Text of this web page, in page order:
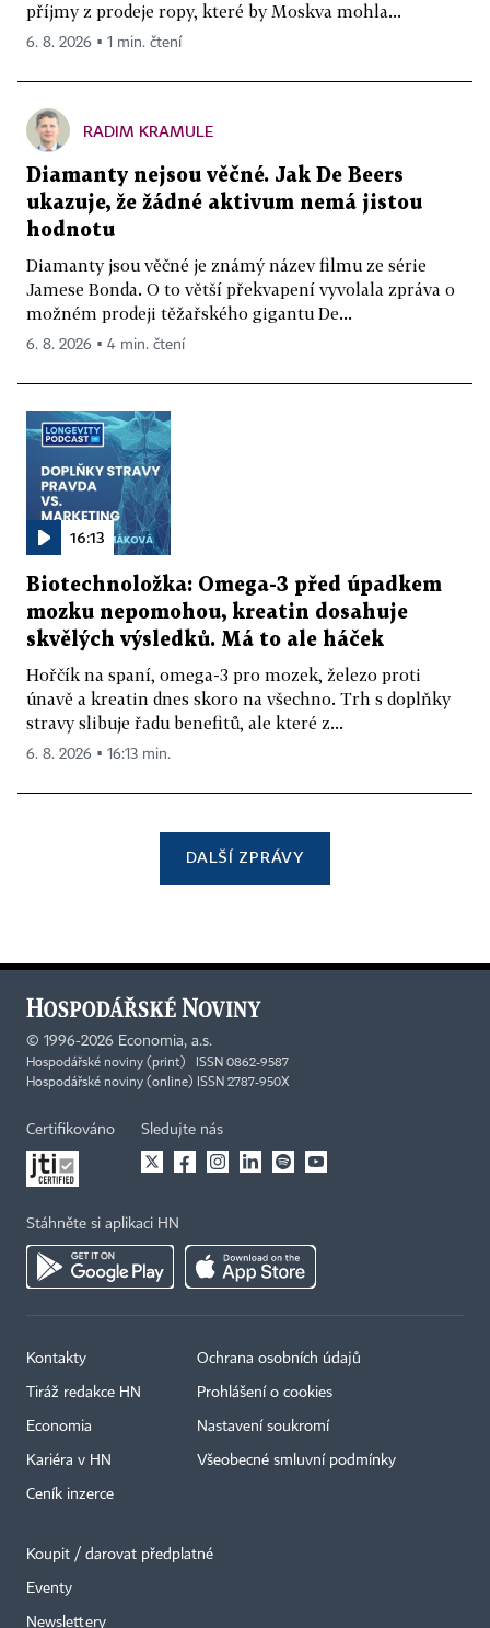
příjmy z prodeje ropy, které by Moskva mohla...
6. 8. 2026 ▪ 1 min. čtení
RADIM KRAMULE
Diamanty nejsou věčné. Jak De Beers
ukazuje, že žádné aktivum nemá jistou
hodnotu
Diamanty jsou věčné je známý název filmu ze série
Jamese Bonda. O to větší překvapení vyvolala zpráva o
možném prodeji těžařského gigantu De...
6. 8. 2026 ▪ 4 min. čtení
16:13
Biotechnoložka: Omega-3 před úpadkem
mozku nepomohou, kreatin dosahuje
skvělých výsledků. Má to ale háček
Hořčík na spaní, omega-3 pro mozek, železo proti
únavě a kreatin dnes skoro na všechno. Trh s doplňky
stravy slibuje řadu benefitů, ale které z...
6. 8. 2026 ▪ 16:13 min.
DALŠÍ ZPRÁVY
© 1996-2026 Economia, a.s.
Hospodářské noviny (print) ISSN 0862-9587
Hospodářské noviny (online) ISSN 2787-950X
Certifikováno Sledujte nás
Stáhněte si aplikaci HN
Kontakty
Tiráž redakce HN
Economia
Kariéra v HN
Ceník inzerce
Ochrana osobních údajů
Prohlášení o cookies
Nastavení soukromí
Všeobecné smluvní podmínky
Koupit / darovat předplatné
Eventy
Newslettery